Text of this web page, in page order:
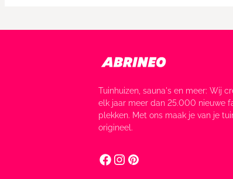
Tuinhuizen, sauna's en meer: Wij
elk jaar meer dan 25.000 nieuwe
plekken. Met ons maak je van je
origineel.